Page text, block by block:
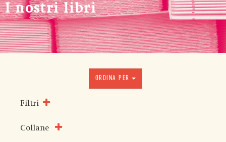
I nostri libri
ORDINA PER
Filtri
Collane